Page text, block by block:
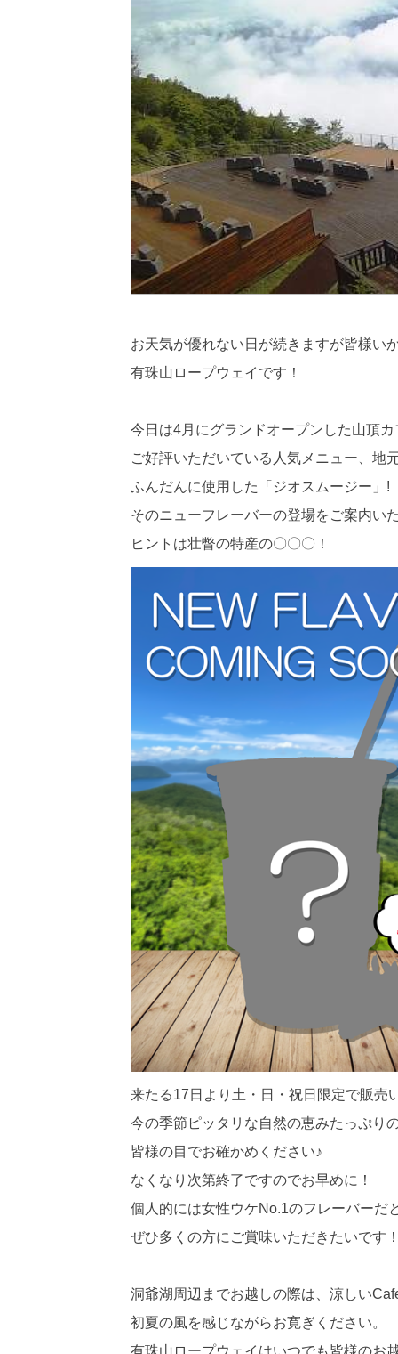
お天気が優れない日が続きますが皆様い
有珠山ロープウェイです！
今日は4月にグランドオープンした山頂
ご好評いただいている人気メニュー、地
ふんだんに使用した「ジオスムージー」!
そのニューフレーバーの登場をご案内い
ヒントは壮瞥の特産の〇〇〇！
来たる17日より土・日・祝日限定で販売
今の季節ピッタリな自然の恵みたっぷり
皆様の目でお確かめください♪
なくなり次第終了ですのでお早めに！
個人的には女性ウケNo.1のフレーバーだ
ぜひ多くの方にご賞味いただきたいです
洞爺湖周辺までお越しの際は、涼しい
初夏の風を感じながらお寛ぎください。
有珠山ロープウェイはいつでも皆様のお